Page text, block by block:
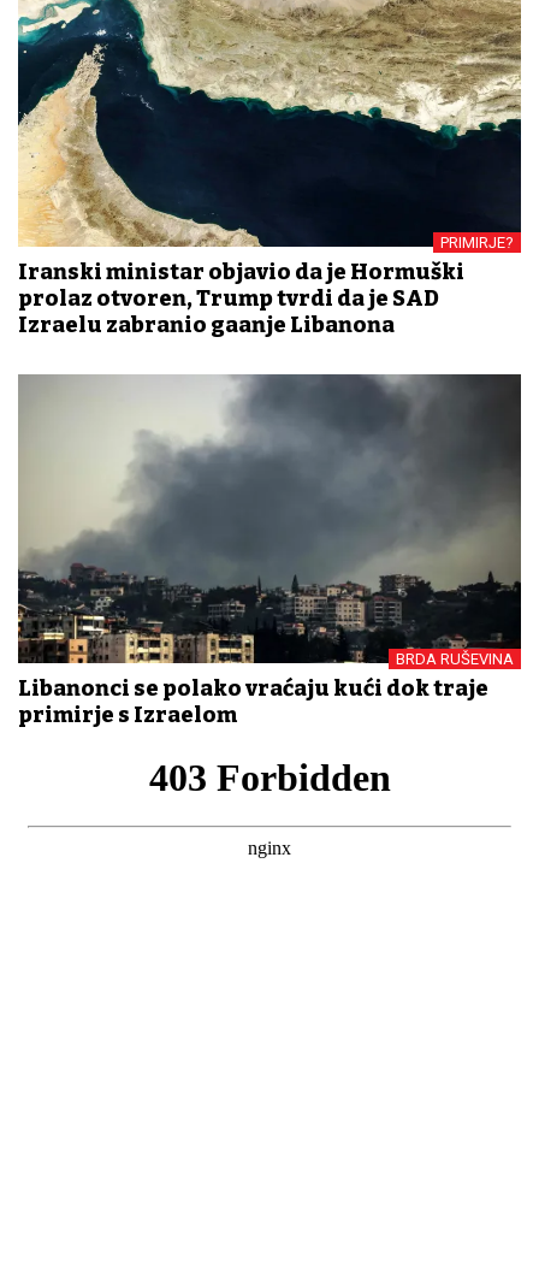
PRIMIRJE?
Iranski ministar objavio da je Hormuški
prolaz otvoren, Trump tvrdi da je SAD
Izraelu zabranio gađanje Libanona
BRDA RUŠEVINA
Libanonci se polako vraćaju kući dok traje
primirje s Izraelom